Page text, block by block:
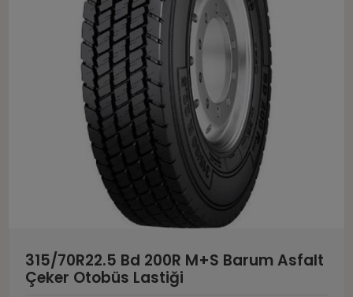
315/70R22.5 Bd 200R M+S Barum Asfalt
Çeker Otobüs Lastiği